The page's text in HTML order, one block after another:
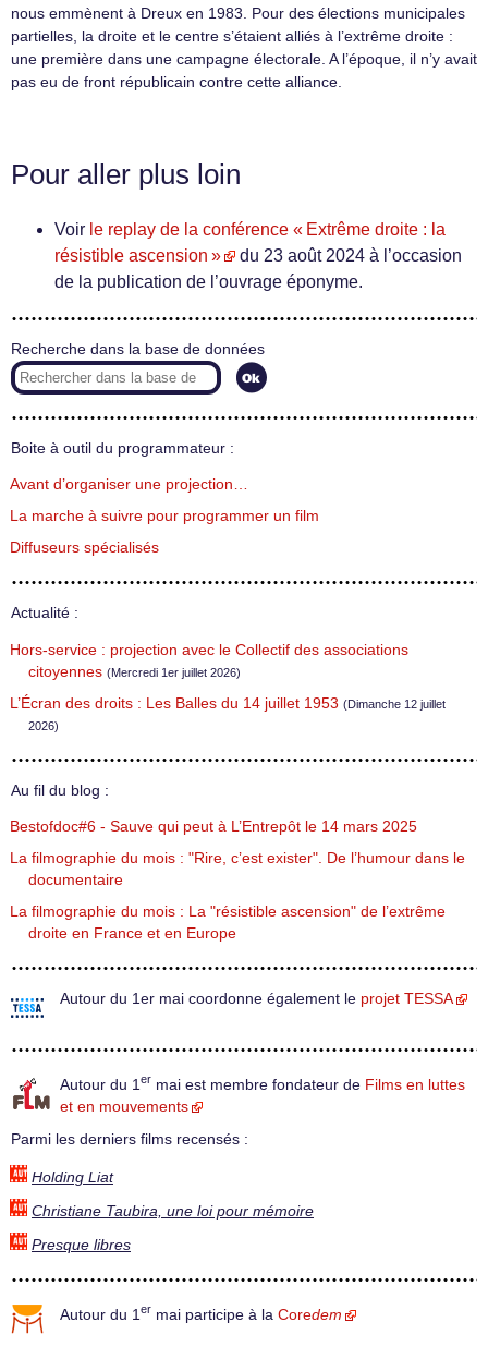
nous emmènent à Dreux en 1983. Pour des élections municipales
partielles, la droite et le centre s’étaient alliés à l’extrême droite :
une première dans une campagne électorale. A l’époque, il n’y avait
pas eu de front républicain contre cette alliance.
Pour aller plus loin
Voir le replay de la conférence « Extrême droite : la
résistible ascension »
du 23 août 2024 à l’occasion
de la publication de l’ouvrage éponyme.
Recherche dans la base de données
Boite à outil du programmateur :
Avant d’organiser une projection…
La marche à suivre pour programmer un film
Diffuseurs spécialisés
Actualité :
Hors-service : projection avec le Collectif des associations
citoyennes (Mercredi 1er juillet 2026)
L’Écran des droits : Les Balles du 14 juillet 1953 (Dimanche 12 juillet
2026)
Au fil du blog :
Bestofdoc#6 - Sauve qui peut à L’Entrepôt le 14 mars 2025
La filmographie du mois : "Rire, c’est exister". De l’humour dans le
documentaire
La filmographie du mois : La "résistible ascension" de l’extrême
droite en France et en Europe
Autour du 1er mai coordonne également le projet TESSA
Autour du 1 er mai est membre fondateur de Films en luttes
et en mouvements
Parmi les derniers films recensés :
Holding Liat
Christiane Taubira, une loi pour mémoire
Presque libres
Autour du 1 er mai participe à la Coredem